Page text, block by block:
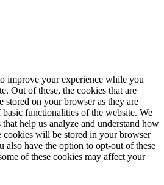
improve your experience while you
Out of these, the cookies that are
stored on your browser as they are
functionalities of the website. We
help us analyze and understand how
cookies will be stored in your browser
also have the option to opt-out of these
of these cookies may affect your